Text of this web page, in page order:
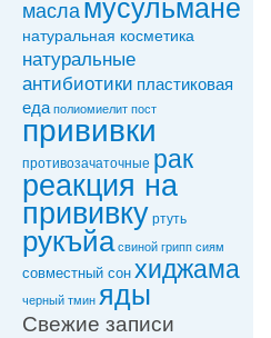
масла мусульмане
натуральная косметика
натуральные
антибиотики пластиковая
еда полиомиелит пост
прививки
противозачаточные рак
реакция на
прививку ртуть
рукъйа свиной грипп сиям
совместный сон хиджама
черный тмин яды
Свежие записи